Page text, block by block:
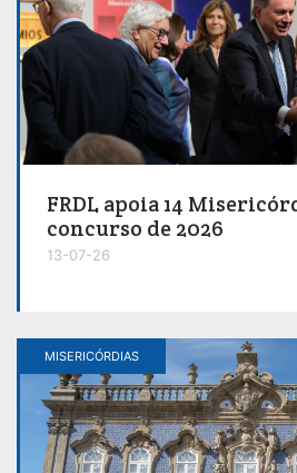
FRDL apoia 14
concurso de 2026
13-07-26
MISERICÓRDIAS